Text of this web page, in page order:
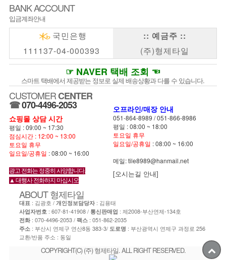
BANK ACCOUNT
입금계좌안내
국민은행
111137-04-000393
:: 예금주 ::
(주)형제타일
☞ NAVER 택배 조회 ☜
스마트 택배에서 제공받는 정보로 실제 배송상황과 다를 수 있습니다.
CUSTOMERCENTER
☎070-4496-2053
쇼핑몰 상담 시간
평일 : 09:00 ~ 17:30
점심시간 : 12:00 ~ 13:00
토요일 휴무
일요일/공휴일 : 08:00 ~ 16:00
광고 전화는 정중히 사양합니다.
▲ 대행사 전화하지 마십시오
오프라인/매장 안내
051-864-8989 /051-866-8986
평일 : 08:00 ~ 18:00
토요일 휴무
일요일/공휴일 : 08:00 ~ 16:00
메일: tile8989@hanmail.net
[오시는길 안내]
ABOUT형제타일
대표 : 김광호 /개인정보담당자 : 김용태
사업자번호 : 607-81-41908 / 통신판매업 : 제2008-부산연제-134호
전화 : 070-4496-2053/ 팩스 : 051-862-2035
주소 : 부산시 연제구 연산8동 383-3/ 도로명 : 부산광역시 연제구 과정로 256
교환/반품 주소 : 동일
COPYRIGHT(C) (주) 형제타일. ALL RIGHT RESERVED.